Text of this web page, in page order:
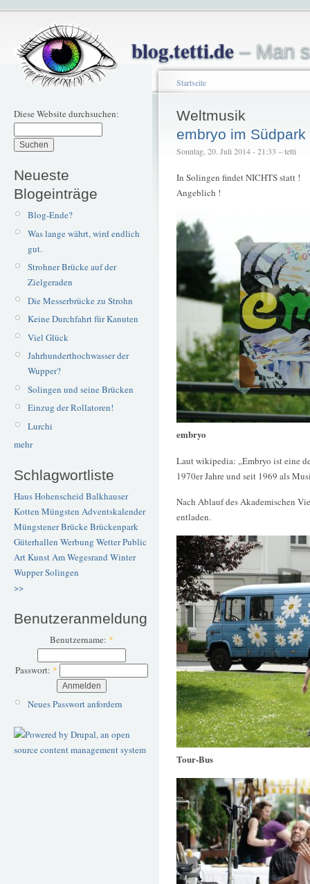
blog.tetti.de– Man
Diese Website durchsuchen:
Neueste
Blogeinträge
Blog-Ende?
Was lange währt, wird endlich
gut.
Strohner Brücke auf der
Zielgeraden
Die Messerbrücke zu Strohn
Keine Durchfahrt für Kanuten
Viel Glück
Jahrhunderthochwasser der
Wupper?
Solingen und seine Brücken
Einzug der Rollatoren!
Lurchi
mehr
Schlagwortliste
Haus Hohenscheid Balkhauser
Kotten Müngsten Adventskalender
Müngstener BrückeBrückenpark
Güterhallen Werbung WetterPublic
ArtKunstAm Wegesrand Winter
WupperSolingen
>>
Benutzeranmeldung
Benutzername: *
Passwort: *
Neues Passwort anfordern
Startseite
Weltmusik
embryo im Südpark
Sonntag, 20. Juli 2014 - 21:33 – tetti
In Solingen findet NICHTS statt !
Angeblich !
embryo
Laut wikipedia: „Embryo ist eine
1970er Jahre und seit 1969 als
Nach Ablauf des Akademischen
entladen.
Tour-Bus